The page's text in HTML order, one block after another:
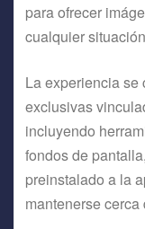
para ofrecer
cualquier
La experiencia se
exclusivas
incluyendo
fondos de
preinstalado a la
mantenerse